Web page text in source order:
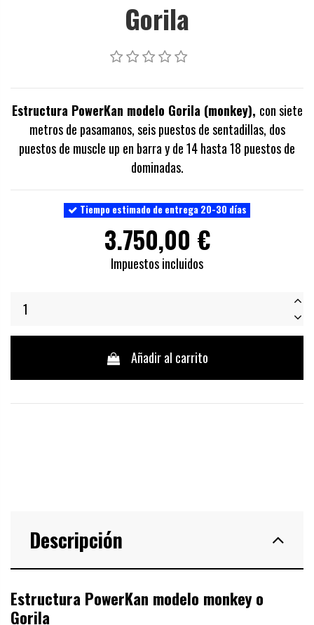
Gorila
Estructura PowerKan modelo Gorila (monkey), con siete
metros de pasamanos, seis puestos de sentadillas, dos
puestos de muscle up en barra y de 14 hasta 18 puestos de
dominadas.
Tiempo estimado de entrega 20-30 días
3.750,00 €
Impuestos incluidos
Añadir al carrito
Descripción
Estructura PowerKan modelo monkey o
Gorila